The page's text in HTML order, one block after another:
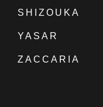
SHIZOUKA
YASAR
ZACCARIA